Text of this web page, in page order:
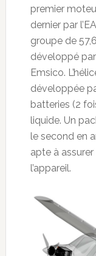
premier
dernier par
groupe de
développé
Emsico.
développée
batteries (2
liquide. Un
le second en
apte à
l’appareil.